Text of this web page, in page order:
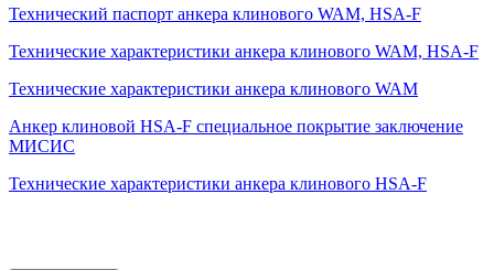
Технический паспорт анкера клинового WAM, HSA-F
Технические характеристики анкера клинового WAM, HSA-F
Технические характеристики анкера клинового WAM
Анкер клиновой HSA-F специальное покрытие заключение
МИСИС
Технические характеристики анкера клинового HSA-F